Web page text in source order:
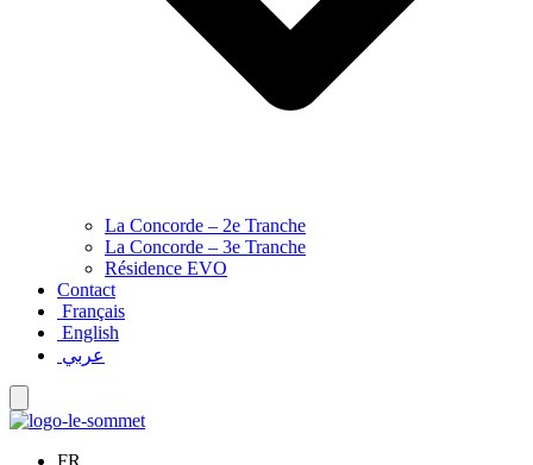
La Concorde – 2e Tranche
La Concorde – 3e Tranche
Résidence EVO
Contact
Français
English
عربي